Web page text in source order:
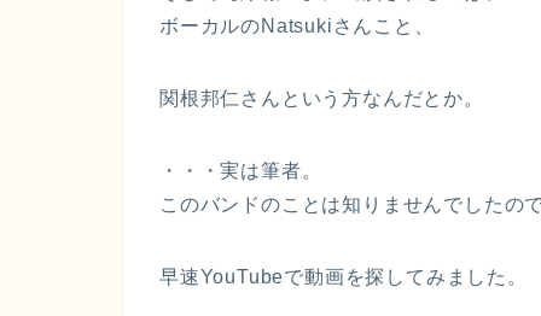
ボーカルのNatsukiさんこと、
関根邦仁さんという方なんだとか。
・・・実は筆者。
このバンドのことは知りませんでしたの
早速YouTubeで動画を探してみました。